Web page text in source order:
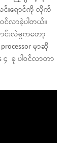
လင်းရောင်ကို လိုက်
ဝင်လာခဲ့ပါတယ်။
င်းလဲမှုကတော့
processor မှာဆို
၄ ခု ပါဝင်လာတာ